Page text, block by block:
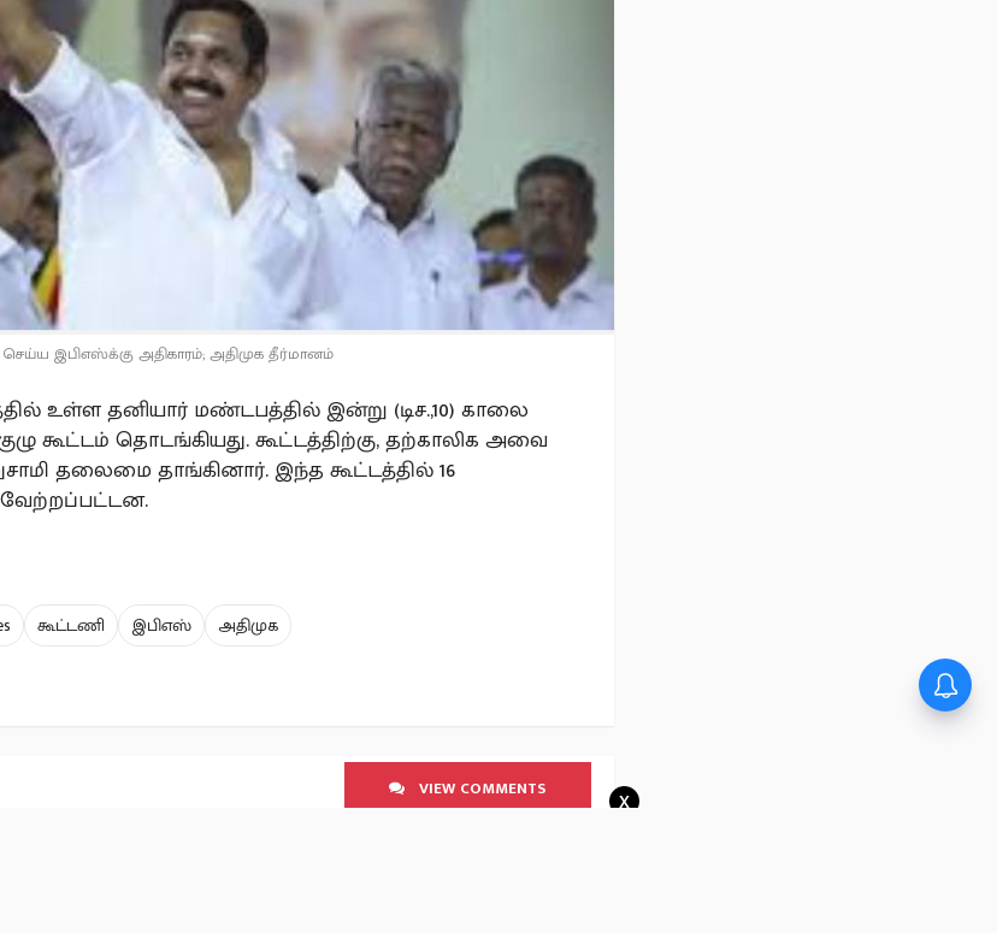
இபிஎஸ்க்கு அதிகாரம்; அதிமுக தீர்மானம்
உள்ள தனியார் மண்டபத்தில் இன்று (டிச.,10) காலை
கூட்டம் தொடங்கியது. கூட்டத்திற்கு, தற்காலிக அவை
தலைமை தாங்கினார். இந்த கூட்டத்தில் 16
கூட்டணி இபிஎஸ் அதிமுக
VIEW COMMENTS x